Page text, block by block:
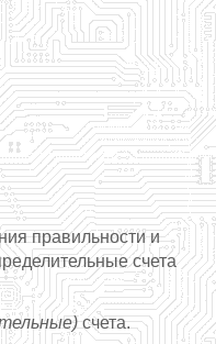
правильности и
счета
счета.